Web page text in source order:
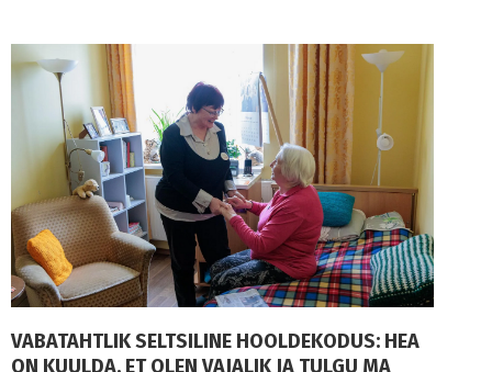
VABATAHTLIK SELTSILINE HOOLDEKODUS: HEA
ON KUULDA, ET OLEN VAJALIK JA TULGU MA